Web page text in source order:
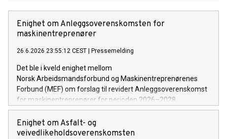
Enighet om Anleggsoverenskomsten for
maskinentreprenører
26.6.2026 23:55:12 CEST Pressemelding
Det ble i kveld enighet mellom
Norsk Arbeidsmandsforbund og Maskinentreprenørenes
Forbund (MEF) om forslag til revidert Anleggsoverenskomst
for maskinentreprenører for perioden 2026–2028.
Enighet om Asfalt- og
veivedlikeholdsoverenskomsten